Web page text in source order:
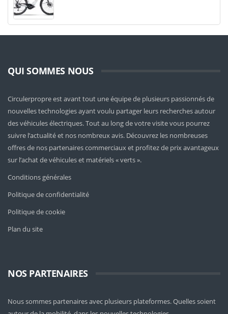
QUI SOMMES NOUS
Circulerpropre est avant tout une équipe de plusieurs passionnés de
nouvelles technologies ayant voulu partager leurs recherches autour
des véhicules électriques. Tout au long de votre visite vous pourrez
suivre l’actualité et nos nombreux avis. Découvrez les nombreuses
offres de nos partenaires commerciaux et profitez de prix avantageux
sur l’achat de véhicules et matériels « verts ».
Conditions générales
Politique de confidentialité
Politique de cookie
Plan du site
NOS PARTENAIRES
Nous sommes partenaires avec plusieurs plateformes. Quelles soient